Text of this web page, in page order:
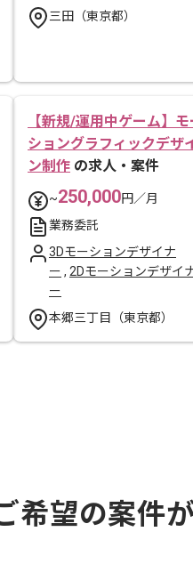
三田（東京都）
【新規/運用中ゲーム】モ
ショングラフィックデザ
ン制作 の求人・案件
~250,000円／月
業務委託
3Dモーションデザイナ
ー , 2Dモーションデザイ
ー
本郷三丁目（東京都）
希望の案件